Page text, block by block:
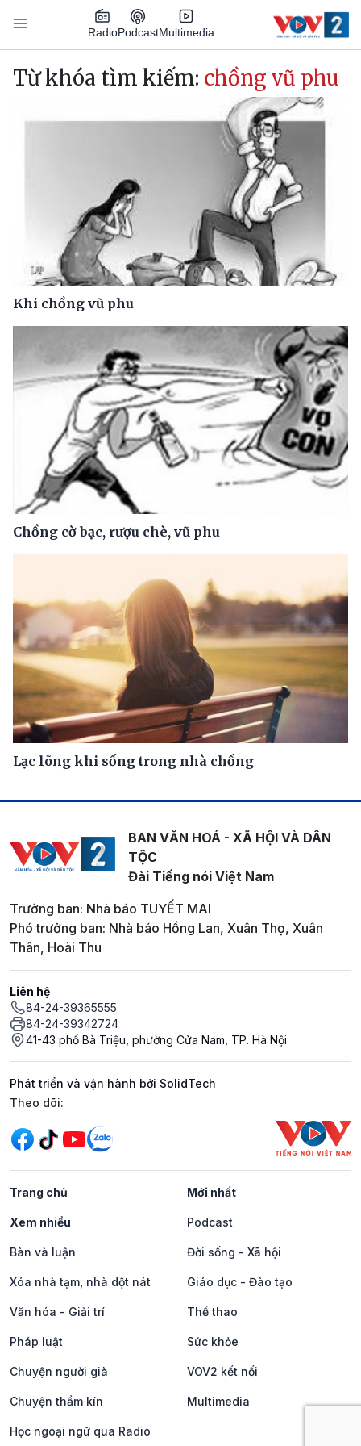
Nhảy đến nội dung
RadioPodcastMultimedia
Main navigation
Từ khóa tìm kiếm: chồng vũ phu
Khi chồng vũ phu
Chồng cờ bạc, rượu chè, vũ phu
Lạc lõng khi sống trong nhà chồng
BAN VĂN HOÁ - XÃ HỘI VÀ DÂN
TỘC
Đài Tiếng nói Việt Nam
Trưởng ban: Nhà báo TUYẾT MAI
Phó trưởng ban: Nhà báo Hồng Lan, Xuân Thọ, Xuân
Thân, Hoài Thu
Liên hệ
84-24-39365555
84-24-39342724
41-43 phố Bà Triệu, phường Cửa Nam, TP. Hà Nội
Phát triển và vận hành bởi SolidTech
Mạng xã hội
Theo dõi:
Trang chủ Mới nhất
Xem nhiều Podcast
Bàn và luận Đời sống - Xã hội
Xóa nhà tạm, nhà dột nát Giáo dục - Đào tạo
Văn hóa - Giải trí Thể thao
Pháp luật Sức khỏe
Chuyện người già VOV2 kết nối
Chuyện thầm kín Multimedia
Học ngoại ngữ qua Radio